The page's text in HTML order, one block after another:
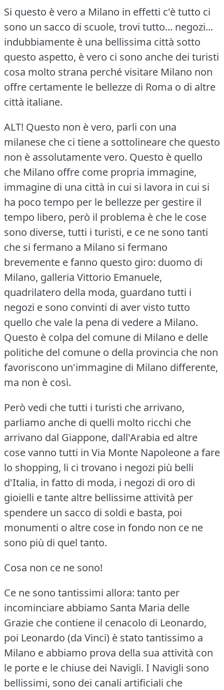
Si questo è vero a Milano in effetti c'è tutto ci
sono un sacco di scuole, trovi tutto... negozi...
indubbiamente è una bellissima città sotto
questo aspetto, è vero ci sono anche dei turisti
cosa molto strana perché visitare Milano non
offre certamente le bellezze di Roma o di altre
città italiane.
ALT! Questo non è vero, parli con una
milanese che ci tiene a sottolineare che questo
non è assolutamente vero. Questo è quello
che Milano offre come propria immagine,
immagine di una città in cui si lavora in cui si
ha poco tempo per le bellezze per gestire il
tempo libero, però il problema è che le cose
sono diverse, tutti i turisti, e ce ne sono tanti
che si fermano a Milano si fermano
brevemente e fanno questo giro: duomo di
Milano, galleria Vittorio Emanuele,
quadrilatero della moda, guardano tutti i
negozi e sono convinti di aver visto tutto
quello che vale la pena di vedere a Milano.
Questo è colpa del comune di Milano e delle
politiche del comune o della provincia che non
favoriscono un'immagine di Milano differente,
ma non è così.
Però vedi che tutti i turisti che arrivano,
parliamo anche di quelli molto ricchi che
arrivano dal Giappone, dall'Arabia ed altre
cose vanno tutti in Via Monte Napoleone a fare
lo shopping, li ci trovano i negozi più belli
d'Italia, in fatto di moda, i negozi di oro di
gioielli e tante altre bellissime attività per
spendere un sacco di soldi e basta, poi
monumenti o altre cose in fondo non ce ne
sono più di quel tanto.
Cosa non ce ne sono!
Ce ne sono tantissimi allora: tanto per
incominciare abbiamo Santa Maria delle
Grazie che contiene il cenacolo di Leonardo,
poi Leonardo (da Vinci) è stato tantissimo a
Milano e abbiamo prova della sua attività con
le porte e le chiuse dei Navigli. I Navigli sono
bellissimi, sono dei canali artificiali che